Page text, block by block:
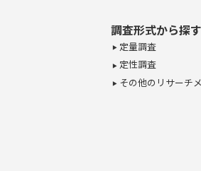
調査形式から探す
定量調査
定性調査
その他のリサーチ